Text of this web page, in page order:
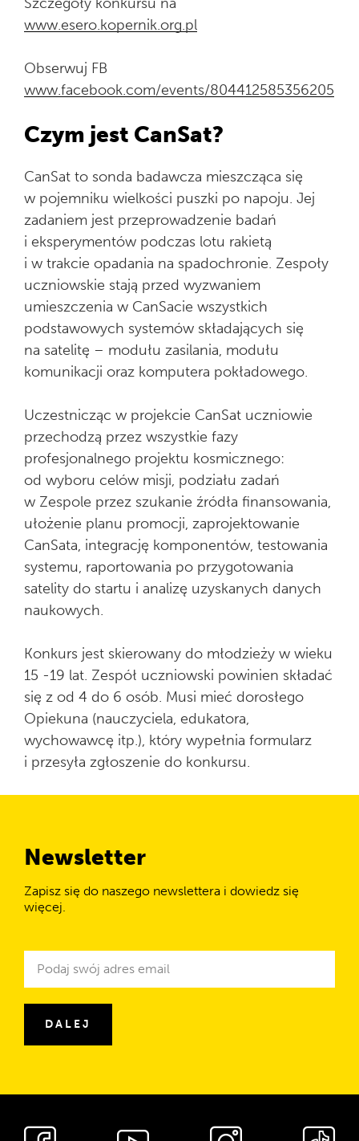
www.esero.kopernik.org.pl
Obserwuj FB
www.facebook.com/events/804412585356205
Czym jest CanSat?
CanSat to sonda badawcza mieszcząca się
w pojemniku wielkości puszki po napoju. Jej
zadaniem jest przeprowadzenie badań
i eksperymentów podczas lotu rakietą
i w trakcie opadania na spadochronie. Zespoły
uczniowskie stają przed wyzwaniem
umieszczenia w CanSacie wszystkich
podstawowych systemów składających się
na satelitę – modułu zasilania, modułu
komunikacji oraz komputera pokładowego.
Uczestnicząc w projekcie CanSat uczniowie
przechodzą przez wszystkie fazy
profesjonalnego projektu kosmicznego:
od wyboru celów misji, podziału zadań
w Zespole przez szukanie źródła finansowania,
ułożenie planu promocji, zaprojektowanie
CanSata, integrację komponentów, testowania
systemu, raportowania po przygotowania
satelity do startu i analizę uzyskanych danych
naukowych.
Konkurs jest skierowany do młodzieży w wieku
15 -19 lat. Zespół uczniowski powinien składać
się z od 4 do 6 osób. Musi mieć dorosłego
Opiekuna (nauczyciela, edukatora,
wychowawcę itp.), który wypełnia formularz
i przesyła zgłoszenie do konkursu.
Newsletter
Zapisz się do naszego newslettera i dowiedz się
więcej.
Newsletter
DALEJ
Media